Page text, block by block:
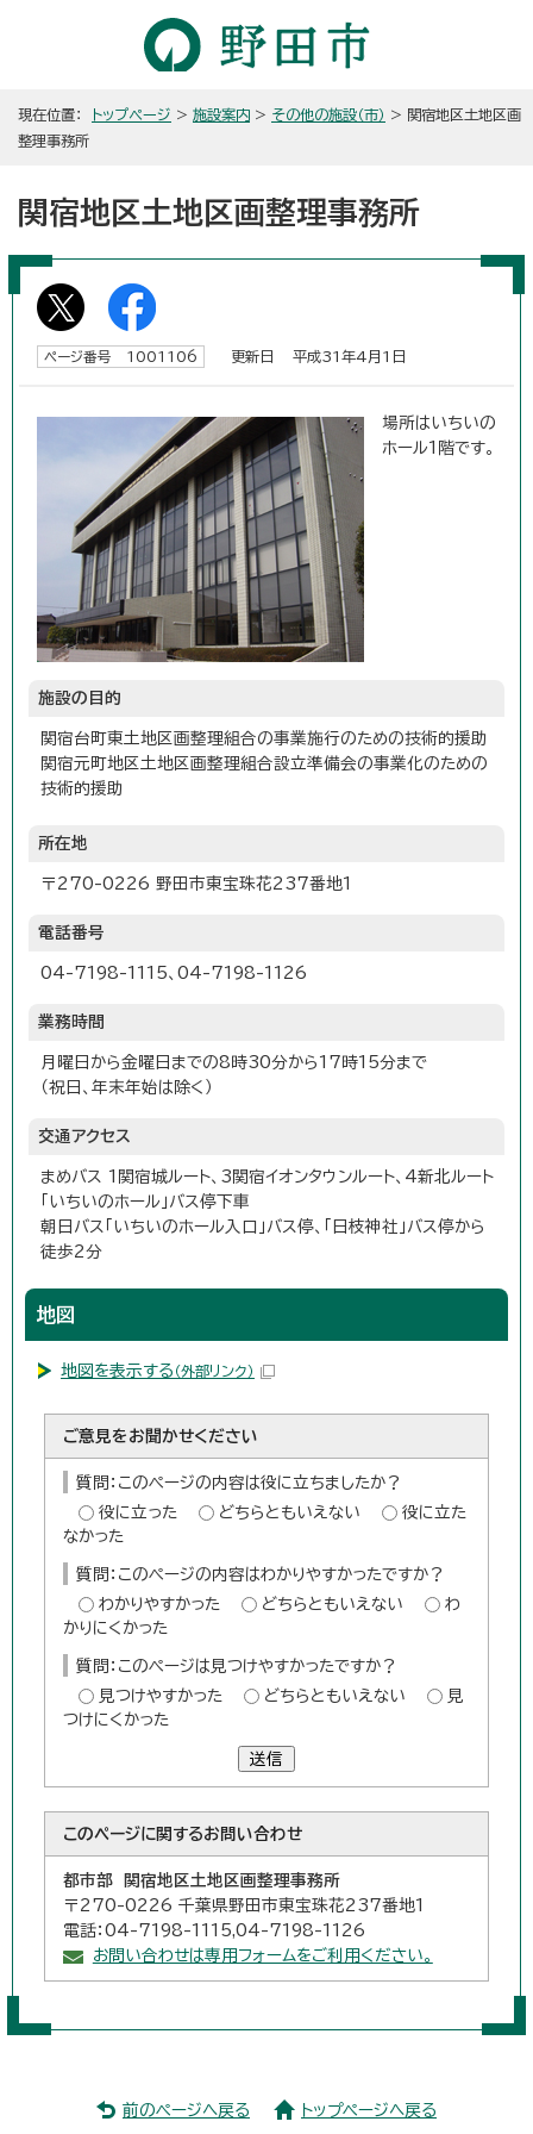
現在位置： トップページ > 施設案内 > その他の施設（市） > 関宿地区土地区画
整理事務所
関宿地区土地区画整理事務所
ページ番号 1001106 更新日 平成31年4月1日
場所はいちいの
ホール1階です。
施設の目的
関宿台町東土地区画整理組合の事業施行のための技術的援助
関宿元町地区土地区画整理組合設立準備会の事業化のための
技術的援助
所在地
〒270-0226 野田市東宝珠花237番地1
電話番号
04-7198-1115、04-7198-1126
業務時間
月曜日から金曜日までの8時30分から17時15分まで
（祝日、年末年始は除く）
交通アクセス
まめバス 1関宿城ルート、3関宿イオンタウンルート、4新北ルート
「いちいのホール」バス停下車
朝日バス「いちいのホール入口」バス停、「日枝神社」バス停から
徒歩2分
地図
地図を表示する （外部リンク）
ご意見をお聞かせください
質問：このページの内容は役に立ちましたか？
役に立った
どちらともいえない
役に立た
なかった
質問：このページの内容はわかりやすかったですか？
わかりやすかった
どちらともいえない
わ
かりにくかった
質問：このページは見つけやすかったですか？
見つけやすかった
どちらともいえない
見
つけにくかった
送信
このページに関するお問い合わせ
都市部 関宿地区土地区画整理事務所
〒270-0226 千葉県野田市東宝珠花237番地1
電話：04-7198-1115,04-7198-1126
お問い合わせは専用フォームをご利用ください。
前のページへ戻る トップページへ戻る